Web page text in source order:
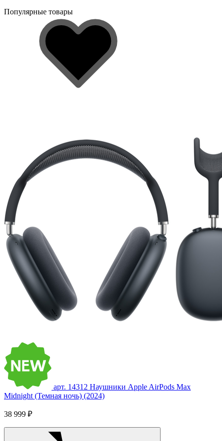
Популярные товары
арт. 14312 Наушники Apple AirPods Max
Midnight (Темная ночь) (2024)
38 999 ₽